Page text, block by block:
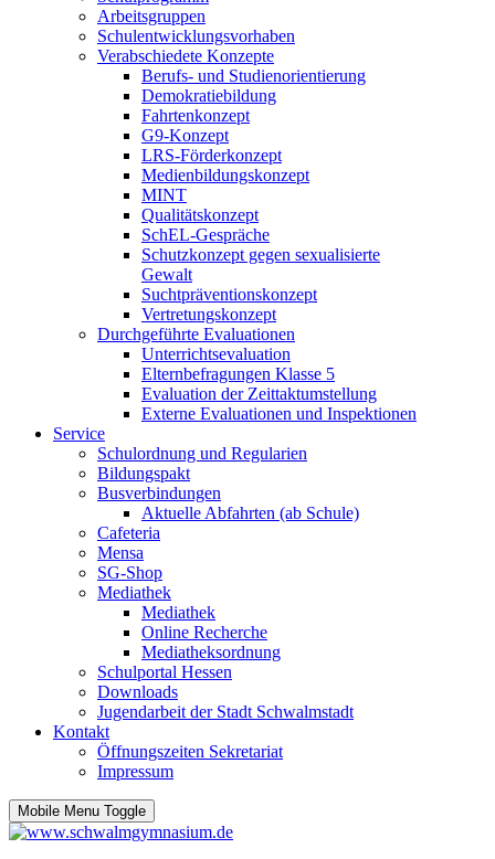
Arbeitsgruppen
Schulentwicklungsvorhaben
Verabschiedete Konzepte
Berufs- und Studienorientierung
Demokratiebildung
Fahrtenkonzept
G9-Konzept
LRS-Förderkonzept
Medienbildungskonzept
MINT
Qualitätskonzept
SchEL-Gespräche
Schutzkonzept gegen sexualisierte
Gewalt
Suchtpräventionskonzept
Vertretungskonzept
Durchgeführte Evaluationen
Unterrichtsevaluation
Elternbefragungen Klasse 5
Evaluation der Zeittaktumstellung
Externe Evaluationen und Inspektionen
Service
Schulordnung und Regularien
Bildungspakt
Busverbindungen
Aktuelle Abfahrten (ab Schule)
Cafeteria
Mensa
SG-Shop
Mediathek
Mediathek
Online Recherche
Mediatheksordnung
Schulportal Hessen
Downloads
Jugendarbeit der Stadt Schwalmstadt
Kontakt
Öffnungszeiten Sekretariat
Impressum
Mobile Menu Toggle